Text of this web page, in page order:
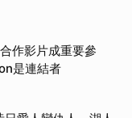
作影片成重要參
是連結者